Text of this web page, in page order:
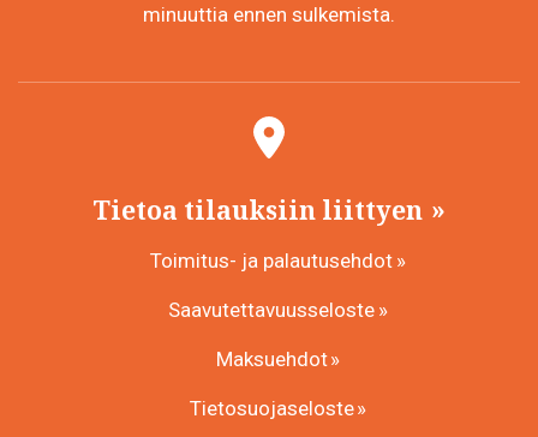
minuuttia ennen sulkemista.
Tietoa tilauksiin liittyen
Toimitus- ja palautusehdot
Saavutettavuusseloste
Maksuehdot
Tietosuojaseloste